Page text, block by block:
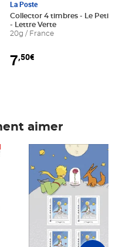
au panier
La Poste
Collector 4 timbres - Le Petit
- Lettre Verte
20g / France
7,50€
aimer
Prix 7,50€